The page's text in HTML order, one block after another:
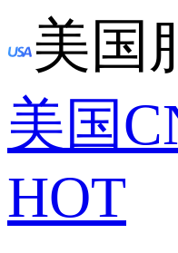
美国
美国
HOT